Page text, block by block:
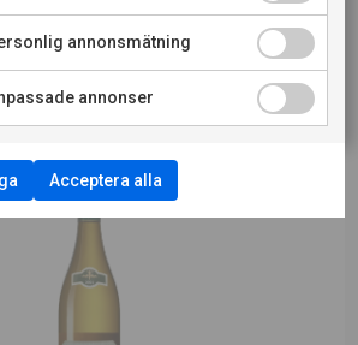
annonsmätning
annonser
Acceptera alla
RESTAURANGKUND